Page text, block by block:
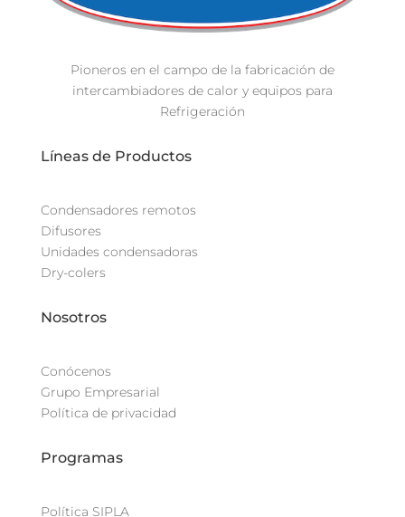
Pioneros en el campo de la fabricación de
intercambiadores de calor y equipos para
Refrigeración
Líneas de Productos
Condensadores remotos
Difusores
Unidades condensadoras
Dry-colers
Nosotros
Conócenos
Grupo Empresarial
Política de privacidad
Programas
Política SIPLA